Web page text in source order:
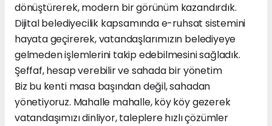
dönüştürerek, modern bir görünüm kazandırdık.
Dijital belediyecilik kapsamında e-ruhsat sistemini
hayata geçirerek, vatandaşlarımızın belediyeye
gelmeden işlemlerini takip edebilmesini sağladık.
Şeffaf, hesap verebilir ve sahada bir yönetim
Biz bu kenti masa başından değil, sahadan
yönetiyoruz. Mahalle mahalle, köy köy gezerek
vatandaşımızı dinliyor, taleplere hızlı çözümler